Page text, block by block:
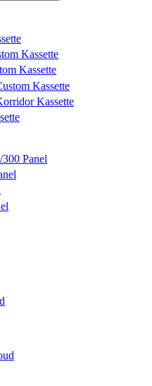
Kassette
Kassette
Kassette
Kassette
Panel